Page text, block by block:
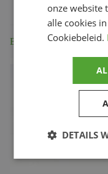
Beschrijving
onze website
alle cookies
Cookiebeleid.
DETAILS